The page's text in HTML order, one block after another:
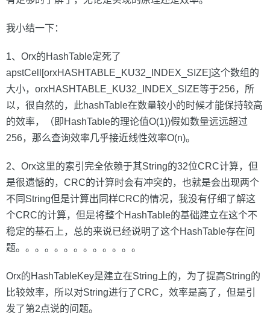
我小结一下：
1、Orx的HashTable定死了
apstCell[orxHASHTABLE_KU32_INDEX_SIZE]这个数组的
大小，orxHASHTABLE_KU32_INDEX_SIZE等于256，所
以，很自然的，此hashTable在数量较小的时候才能保持较高
的效率，（即HashTable的理论值O(1))假如数量远远超过
256，那么查询效率几乎接近线性效率O(n)。
2、Orx这里的索引完全依赖于其String的32位CRC计算，但
是很遗憾的，CRC的计算时会有冲突的，也就是会出现两个
不同String但是计算出同样CRC的情况，我没有仔细了解这
个CRC的计算，但是将整个HashTable的基础建立在这个不
稳定的基石上，总的来说已经说明了这个HashTable存在问
题。。。。。。。。。。。。。
Orx的HashTableKey是建立在String上的，为了提高String的
比较效率，所以对String进行了CRC，效率是高了，但是引
发了第2点说的问题。